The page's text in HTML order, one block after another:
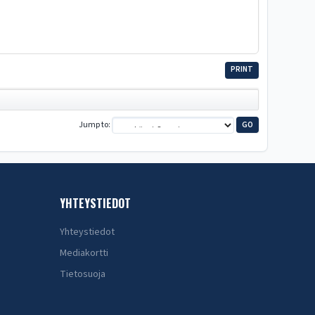
PRINT
Jump to
YHTEYSTIEDOT
Yhteystiedot
Mediakortti
Tietosuoja